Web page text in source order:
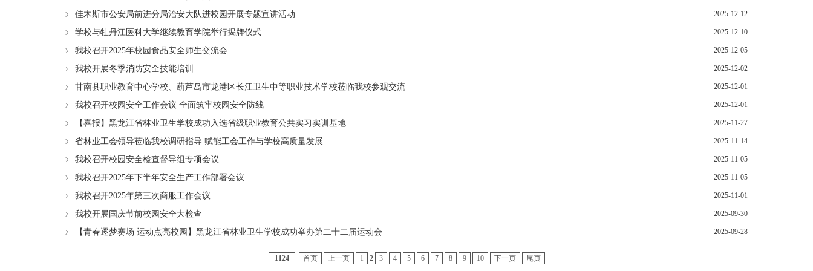
佳木斯市公安局前进分局治安大队进校园开展专题宣讲活动 2025-12-12
学校与牡丹江医科大学继续教育学院举行揭牌仪式 2025-12-10
我校召开2025年校园食品安全师生交流会 2025-12-05
我校开展冬季消防安全技能培训 2025-12-02
甘南县职业教育中心学校、葫芦岛市龙港区长江卫生中等职业技术学校莅临我校参观交流 2025-12-01
我校召开校园安全工作会议 全面筑牢校园安全防线 2025-12-01
【喜报】黑龙江省林业卫生学校成功入选省级职业教育公共实习实训基地 2025-11-27
省林业工会领导莅临我校调研指导 赋能工会工作与学校高质量发展 2025-11-14
我校召开校园安全检查督导组专项会议 2025-11-05
我校召开2025年下半年安全生产工作部署会议 2025-11-05
我校召开2025年第三次商服工作会议 2025-11-01
我校开展国庆节前校园安全大检查 2025-09-30
【青春逐梦赛场 运动点亮校园】黑龙江省林业卫生学校成功举办第二十二届运动会 2025-09-28
1124 首页 上一页 1 2 3 4 5 6 7 8 9 10 下一页 尾页